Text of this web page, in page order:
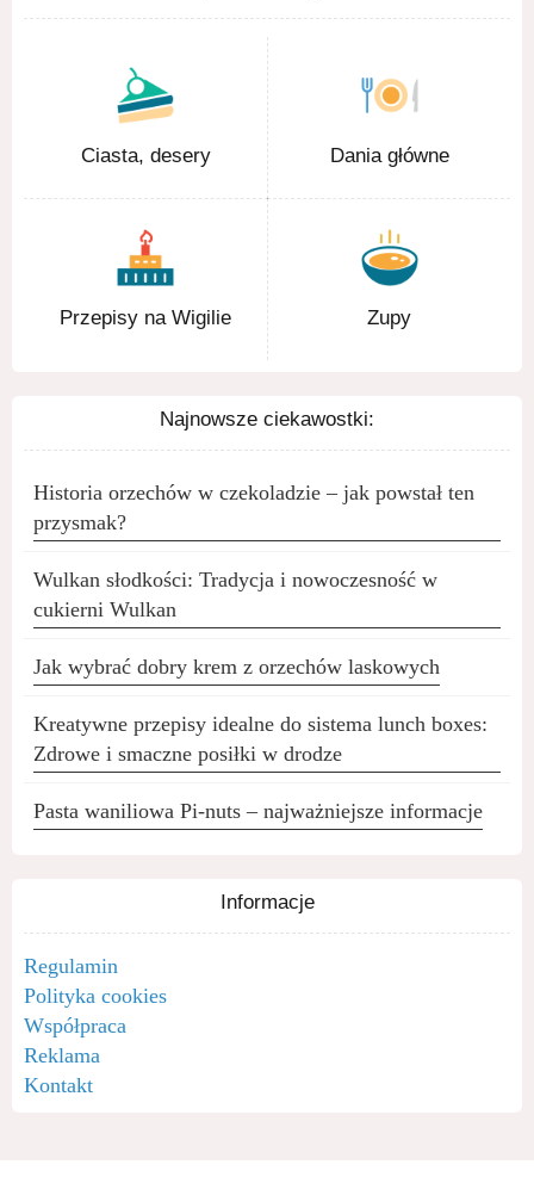
Ciasta, desery Dania główne
Przepisy na Wigilie Zupy
Najnowsze ciekawostki:
Historia orzechów w czekoladzie – jak powstał ten
przysmak?
Wulkan słodkości: Tradycja i nowoczesność w
cukierni Wulkan
Jak wybrać dobry krem z orzechów laskowych
Kreatywne przepisy idealne do sistema lunch boxes:
Zdrowe i smaczne posiłki w drodze
Pasta waniliowa Pi-nuts – najważniejsze informacje
Informacje
Regulamin
Polityka cookies
Współpraca
Reklama
Kontakt